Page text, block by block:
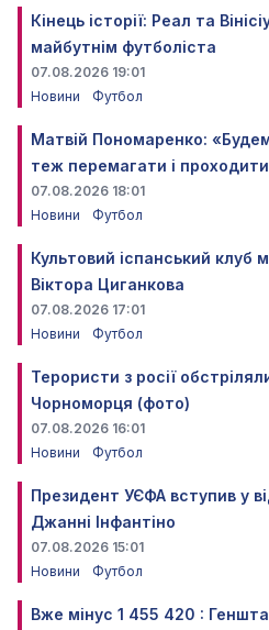
Кінець історії: Реал та
майбутнім футболіста
07.08.2026 19:01
Новини
Футбол
Матвій Пономаренко:
теж перемагати і проходити
07.08.2026 18:01
Новини
Футбол
Культовий іспанський клуб
Віктора Циганкова
07.08.2026 17:01
Новини
Футбол
Терористи з росії
Чорноморця (фото)
07.08.2026 16:01
Новини
Футбол
Президент УЄФА вступив у
Джанні Інфантіно
07.08.2026 15:01
Новини
Футбол
Вже мінус 1 455 420 :